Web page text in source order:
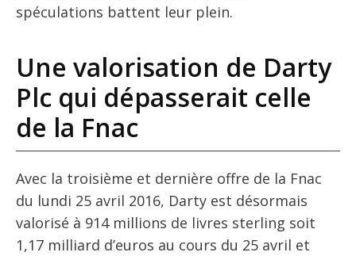
spéculations battent leur plein.
Une valorisation de Darty
Plc qui dépasserait celle
de la Fnac
Avec la troisième et dernière offre de la Fnac
du lundi 25 avril 2016, Darty est désormais
valorisé à 914 millions de livres sterling soit
1,17 milliard d’euros au cours du 25 avril et